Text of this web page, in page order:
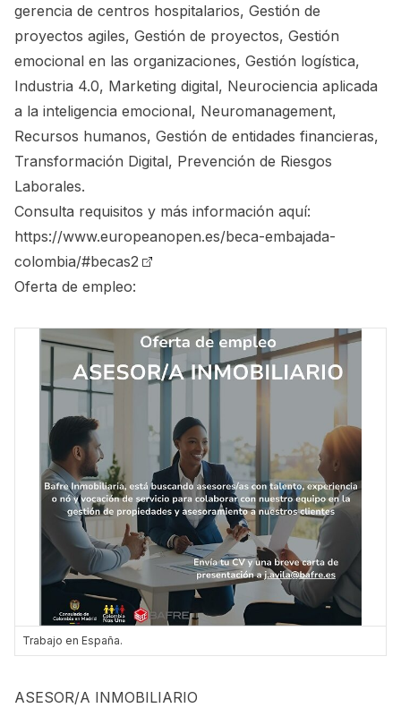
gerencia de centros hospitalarios, Gestión de
proyectos agiles, Gestión de proyectos, Gestión
emocional en las organizaciones, Gestión logística,
Industria 4.0, Marketing digital, Neurociencia aplicada
a la inteligencia emocional, Neuromanagement,
Recursos humanos, Gestión de entidades financieras,
Transformación Digital, Prevención de Riesgos
Laborales.
Consulta requisitos y más información aquí:
https://www.europeanopen.es/beca-embajada-
colombia/#becas2
Oferta de empleo:
Trabajo en España.
ASESOR/A INMOBILIARIO